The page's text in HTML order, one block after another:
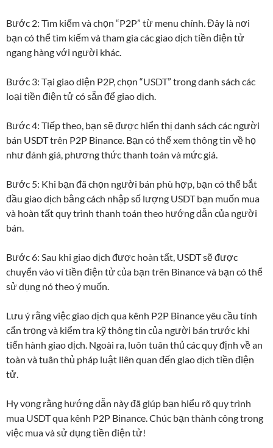
Bước 2: Tìm kiếm và chọn “P2P” từ menu chính. Đây là nơi
bạn có thể tìm kiếm và tham gia các giao dịch tiền điện tử
ngang hàng với người khác.
Bước 3: Tại giao diện P2P, chọn “USDT” trong danh sách các
loại tiền điện tử có sẵn để giao dịch.
Bước 4: Tiếp theo, bạn sẽ được hiển thị danh sách các người
bán USDT trên P2P Binance. Bạn có thể xem thông tin về họ
như đánh giá, phương thức thanh toán và mức giá.
Bước 5: Khi bạn đã chọn người bán phù hợp, bạn có thể bắt
đầu giao dịch bằng cách nhập số lượng USDT bạn muốn mua
và hoàn tất quy trình thanh toán theo hướng dẫn của người
bán.
Bước 6: Sau khi giao dịch được hoàn tất, USDT sẽ được
chuyển vào ví tiền điện tử của bạn trên Binance và bạn có thể
sử dụng nó theo ý muốn.
Lưu ý rằng việc giao dịch qua kênh P2P Binance yêu cầu tính
cẩn trọng và kiểm tra kỹ thông tin của người bán trước khi
tiến hành giao dịch. Ngoài ra, luôn tuân thủ các quy định về an
toàn và tuân thủ pháp luật liên quan đến giao dịch tiền điện
tử.
Hy vọng rằng hướng dẫn này đã giúp bạn hiểu rõ quy trình
mua USDT qua kênh P2P Binance. Chúc bạn thành công trong
việc mua và sử dụng tiền điện tử!